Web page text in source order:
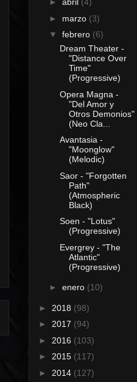
► abril (4)
► marzo (3)
▼ febrero (6)
Dream Theater -
"Distance Over
Time"
(Progressive)
Opera Magna -
"Del Amor y
Otros Demonios"
(Neo Cla...
Avantasia -
"Moonglow"
(Melodic)
Saor - "Forgotten
Path"
(Atmospheric
Black)
Soen - "Lotus"
(Progressive)
Evergrey - "The
Atlantic"
(Progressive)
► enero (10)
► 2018 (98)
► 2017 (94)
► 2016 (103)
► 2015 (117)
► 2014 (127)